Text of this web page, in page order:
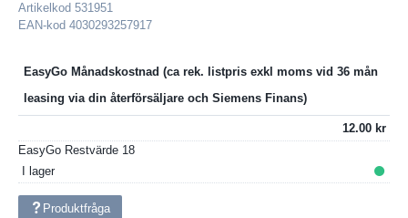
Artikelkod 531951
EAN-kod 4030293257917
EasyGo Månadskostnad
12.00
EasyGo Restvärde 18
I lager
Produktfråga